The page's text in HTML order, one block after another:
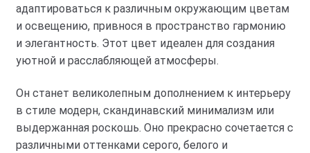
адаптироваться к различным окружающим цветам
и освещению, привнося в пространство гармонию
и элегантность. Этот цвет идеален для создания
уютной и расслабляющей атмосферы.
Он станет великолепным дополнением к интерьеру
в стиле модерн, скандинавский минимализм или
выдержанная роскошь. Оно прекрасно сочетается с
различными оттенками серого, белого и